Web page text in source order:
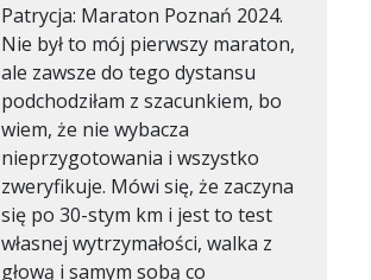
Patrycja: Maraton Poznań 2024.
Nie był to mój pierwszy maraton,
ale zawsze do tego dystansu
podchodziłam z szacunkiem, bo
wiem, że nie wybacza
nieprzygotowania i wszystko
zweryfikuje. Mówi się, że zaczyna
się po 30-stym km i jest to test
własnej wytrzymałości, walka z
głową i samym sobą co